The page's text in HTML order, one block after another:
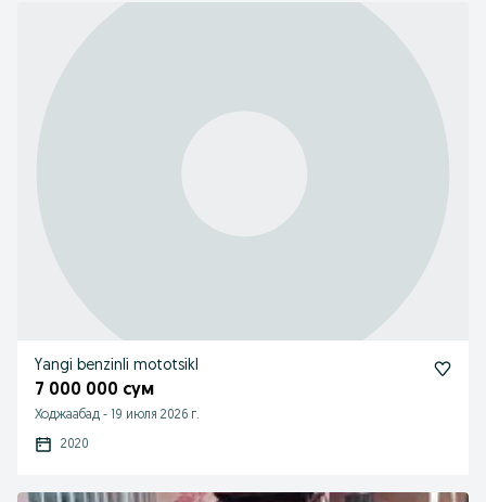
Yangi benzinli mototsikl
7 000 000 сум
Ходжаабад - 19 июля 2026 г.
2020